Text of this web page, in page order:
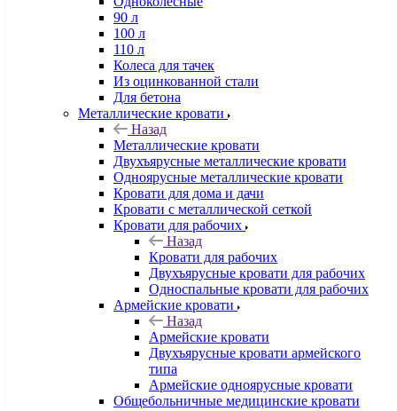
90 л
100 л
110 л
Колеса для тачек
Из оцинкованной стали
Для бетона
Металлические кровати
Назад
Металлические кровати
Двухъярусные металлические кровати
Одноярусные металлические кровати
Кровати для дома и дачи
Кровати с металлической сеткой
Кровати для рабочих
Назад
Кровати для рабочих
Двухъярусные кровати для рабочих
Односпальные кровати для рабочих
Армейские кровати
Назад
Армейские кровати
Двухъярусные кровати армейского
типа
Армейские одноярусные кровати
Общебольничные медицинские кровати